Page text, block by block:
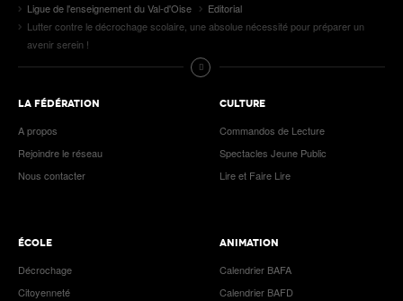
Ligue de l'enseignement du Val-d'Oise
Editorial
Lutter contre le décrochage scolaire, une absolue nécessité pour préparer un
avenir serein !
LA FÉDÉRATION
A propos
Rejoindre le réseau
Nous contacter
CULTURE
Commandos de Lecture
Spectacles Jeune Public
Lire et Faire Lire
ÉCOLE
Décrochage
Citoyenneté
ANIMATION
Calendrier BAFA
Calendrier BAFD